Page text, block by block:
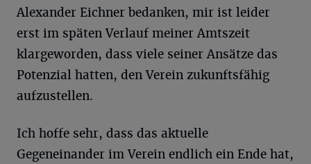
Alexander Eichner bedanken, mir ist leider
erst im späten Verlauf meiner Amtszeit
klargeworden, dass viele seiner Ansätze das
Potenzial hatten, den Verein zukunftsfähig
aufzustellen.
Ich hoffe sehr, dass das aktuelle
Gegeneinander im Verein endlich ein Ende hat,